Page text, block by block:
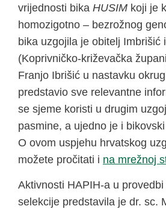
vrijednosti bika HUSIM koji je
homozigotno – bezrožnog
bika uzgojila je obitelj Imbrišić
(Koprivničko-križevačka
Franjo Ibrišić u nastavku
predstavio sve relevantne
se sjeme koristi u drugim
pasmine, a ujedno je i
O ovom uspjehu hrvatskog
možete pročitati i na mrežnoj
Aktivnosti HAPIH-a u
selekcije predstavila je dr. sc.